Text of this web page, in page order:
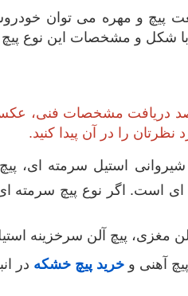
پیچ و مهره می توان
شکل و مشخصات این نوع پیچ
دریافت مشخصات فنی،
را در آن پیدا کنید.
استیل سرمته ای،
اگر نوع پیچ سرمته ای
مغزی، پیچ آلن سرخزینه
خرید پیچ خشکه در